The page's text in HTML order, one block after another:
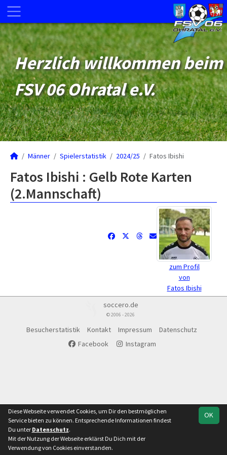
Herzlich willkommen beim
FSV 06 Ohratal e.V.
Männer Spielerstatistik 2024/25 Fatos Ibishi
Fatos Ibishi : Gelb Rote Karten
(2.Mannschaft)
zum Profil
von
Fatos Ibishi
soccero.de
© 2006 - 2026
Besucherstatistik Kontakt Impressum
Datenschutz
Facebook
Instagram
OK
Diese Webseite verwendet Cookies, um Dir den bestmöglichen
Service bieten zu können. Entsprechende Informationen findest
Du unter Datenschutz.
Mit der Nutzung der Webseite erklärst Du Dich mit der
Verwendung von Cookies einverstanden.